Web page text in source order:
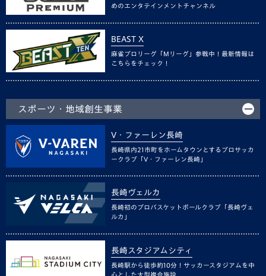
めのエンタテインメントチャンネル
BEAST X
麻雀プロリーグ「Mリーグ」参戦中！最新情報は
こちらをチェック！
スポーツ・地域創生事業
V・ファーレン長崎
長崎県内21市町をホームタウンとするプロサッカ
ークラブ「V・ファーレン長崎」
長崎ヴェルカ
長崎初のプロバスケットボールクラブ「長崎ヴェ
ルカ」
長崎スタジアムシティ
長崎駅から徒歩約10分！サッカースタジアムを中
心とした大型複合施設